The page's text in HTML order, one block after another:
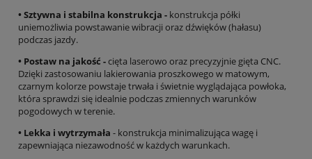
• Sztywna i stabilna konstrukcja - konstrukcja półki
uniemożliwia powstawanie wibracji oraz dźwięków (hałasu)
podczas jazdy.
• Postaw na jakość -cięta laserowo oraz precyzyjnie gięta CNC.
Dzięki zastosowaniu lakierowania proszkowego w matowym,
czarnym kolorze powstaje trwała i świetnie wyglądająca powłoka,
która sprawdzi się idealnie podczas zmiennych warunków
pogodowych w terenie.
• Lekka i wytrzymała - konstrukcja minimalizująca wagę i
zapewniająca niezawodność w każdych warunkach.